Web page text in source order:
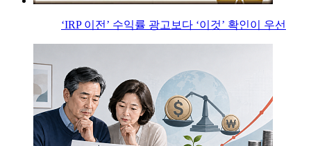
‘IRP 이전’ 수익률 광고보다 ‘이것’ 확인이 우선